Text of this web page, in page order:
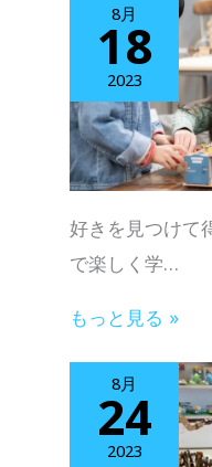
8月
18
2023
好きを見つけて
で楽しく学…
もっと見る »
8月
24
2023